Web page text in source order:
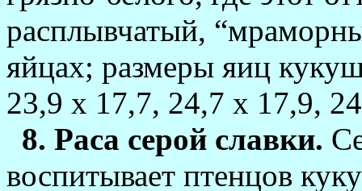
расплывчатый,
яйцах; размеры яиц
23,9 х 17,7, 24,7 х 17,9,
8. Раса серой славки.
воспитывает птенцов